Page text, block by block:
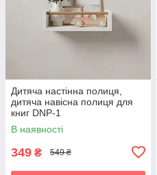
Дитяча настінна полиця,
дитяча навісна полиця для
книг DNP-1
В наявності
349 ₴ 549 ₴